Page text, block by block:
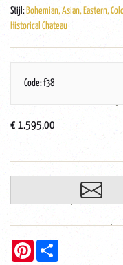
Stijl: Bohemian, Asian, Eastern,
Historical Chateau
Code: f38
€ 1.595,00
Pinterest